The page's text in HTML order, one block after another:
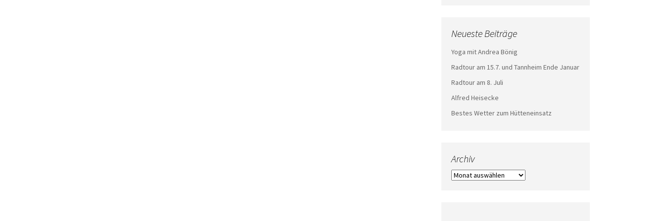
Neueste Beiträge
Yoga mit Andrea Bönig
Radtour am 15.7. und Tannheim Ende Januar
Radtour am 8. Juli
Alfred Heisecke
Bestes Wetter zum Hütteneinsatz
Archiv
Archiv